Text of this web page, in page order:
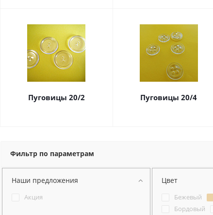
Пуговицы 20/2 Пуговицы 20/4
Фильтр по параметрам
Наши предложения
Акция
Цвет
Бежевый
Бордовый